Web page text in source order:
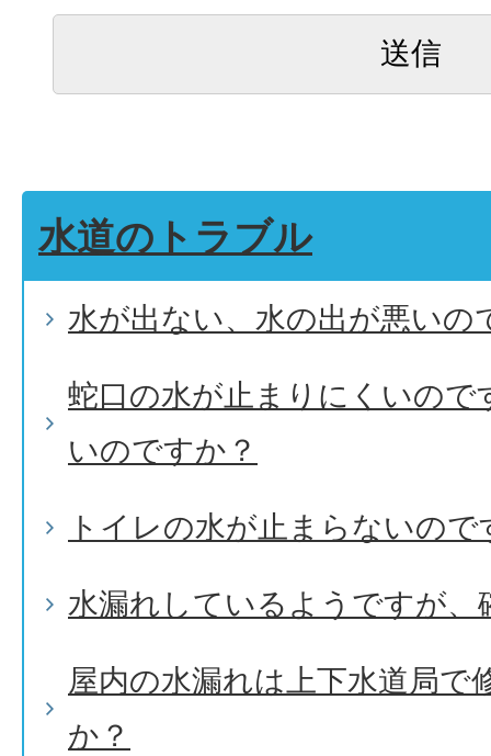
水道のトラブル
水が出ない、水の出が悪いの
蛇口の水が止まりにくいので
いのですか？
トイレの水が止まらないので
水漏れしているようですが、
屋内の水漏れは上下水道局で
か？